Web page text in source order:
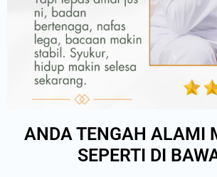
ANDA TENGAH ALAMI
SEPERTI DI